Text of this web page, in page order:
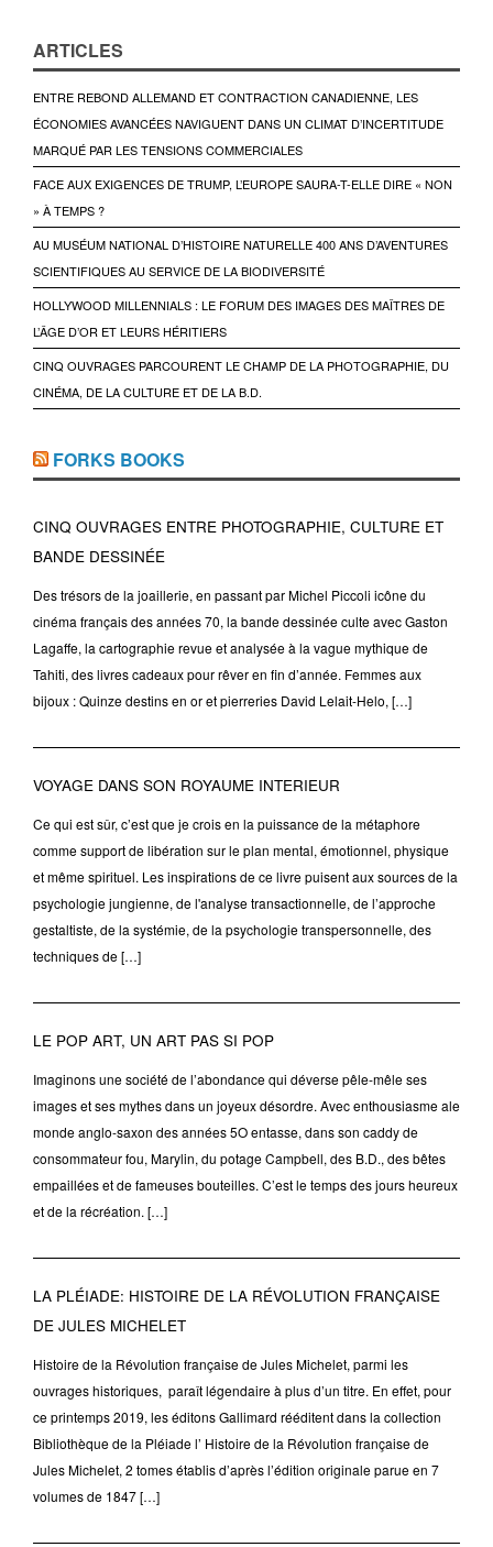
ARTICLES
ENTRE REBOND ALLEMAND ET CONTRACTION CANADIENNE, LES
ÉCONOMIES AVANCÉES NAVIGUENT DANS UN CLIMAT D’INCERTITUDE
MARQUÉ PAR LES TENSIONS COMMERCIALES
FACE AUX EXIGENCES DE TRUMP, L’EUROPE SAURA-T-ELLE DIRE « NON
» À TEMPS ?
AU MUSÉUM NATIONAL D’HISTOIRE NATURELLE 400 ANS D’AVENTURES
SCIENTIFIQUES AU SERVICE DE LA BIODIVERSITÉ
HOLLYWOOD MILLENNIALS : LE FORUM DES IMAGES DES MAÎTRES DE
L’ÂGE D’OR ET LEURS HÉRITIERS
CINQ OUVRAGES PARCOURENT LE CHAMP DE LA PHOTOGRAPHIE, DU
CINÉMA, DE LA CULTURE ET DE LA B.D.
FORKS BOOKS
CINQ OUVRAGES ENTRE PHOTOGRAPHIE, CULTURE ET
BANDE DESSINÉE
Des trésors de la joaillerie, en passant par Michel Piccoli icône du
cinéma français des années 70, la bande dessinée culte avec Gaston
Lagaffe, la cartographie revue et analysée à la vague mythique de
Tahiti, des livres cadeaux pour rêver en fin d’année. Femmes aux
bijoux : Quinze destins en or et pierreries David Lelait-Helo, […]
VOYAGE DANS SON ROYAUME INTERIEUR
Ce qui est sûr, c’est que je crois en la puissance de la métaphore
comme support de libération sur le plan mental, émotionnel, physique
et même spirituel. Les inspirations de ce livre puisent aux sources de la
psychologie jungienne, de l'analyse transactionnelle, de l’approche
gestaltiste, de la systémie, de la psychologie transpersonnelle, des
techniques de […]
LE POP ART, UN ART PAS SI POP
Imaginons une société de l’abondance qui déverse pêle-mêle ses
images et ses mythes dans un joyeux désordre. Avec enthousiasme ale
monde anglo-saxon des années 5O entasse, dans son caddy de
consommateur fou, Marylin, du potage Campbell, des B.D., des bêtes
empaillées et de fameuses bouteilles. C’est le temps des jours heureux
et de la récréation. […]
LA PLÉIADE: HISTOIRE DE LA RÉVOLUTION FRANÇAISE
DE JULES MICHELET
Histoire de la Révolution française de Jules Michelet, parmi les
ouvrages historiques, paraît légendaire à plus d’un titre. En effet, pour
ce printemps 2019, les éditons Gallimard rééditent dans la collection
Bibliothèque de la Pléiade l’ Histoire de la Révolution française de
Jules Michelet, 2 tomes établis d’après l’édition originale parue en 7
volumes de 1847 […]